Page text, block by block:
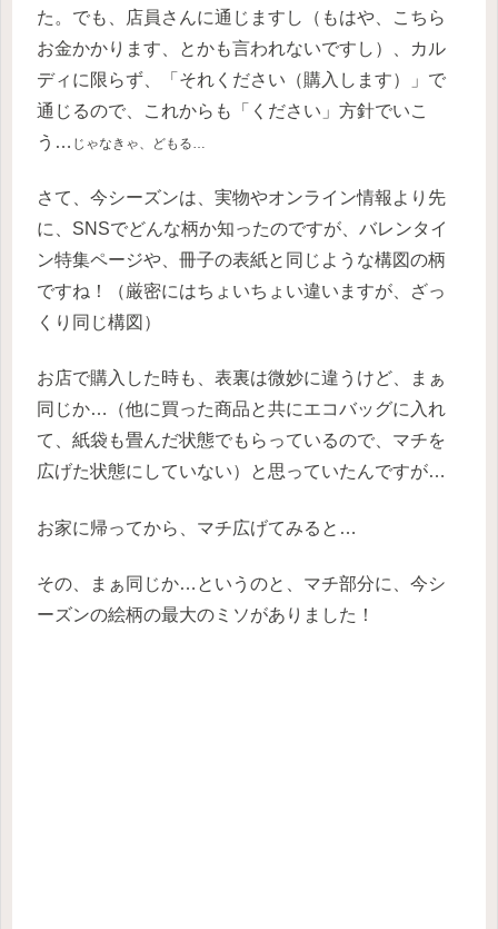
た。でも、店員さんに通じますし（もはや、こちら
お金かかります、とかも言われないですし）、カル
ディに限らず、「それください（購入します）」で
通じるので、これからも「ください」方針でいこ
う… じゃなきゃ、どもる…
さて、今シーズンは、実物やオンライン情報より先
に、SNSでどんな柄か知ったのですが、バレンタイ
ン特集ページや、冊子の表紙と同じような構図の柄
ですね！（厳密にはちょいちょい違いますが、ざっ
くり同じ構図）
お店で購入した時も、表裏は微妙に違うけど、まぁ
同じか…（他に買った商品と共にエコバッグに入れ
て、紙袋も畳んだ状態でもらっているので、マチを
広げた状態にしていない）と思っていたんですが…
お家に帰ってから、マチ広げてみると…
その、まぁ同じか…というのと、マチ部分に、今シ
ーズンの絵柄の最大のミソがありました！